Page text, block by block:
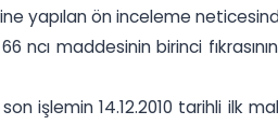
yapılan ön inceleme
ncı maddesinin birinci
son işlemin 14.12.2010 tarihli ilk